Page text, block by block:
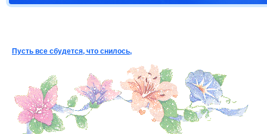
Пусть все сбудется, что снилось,